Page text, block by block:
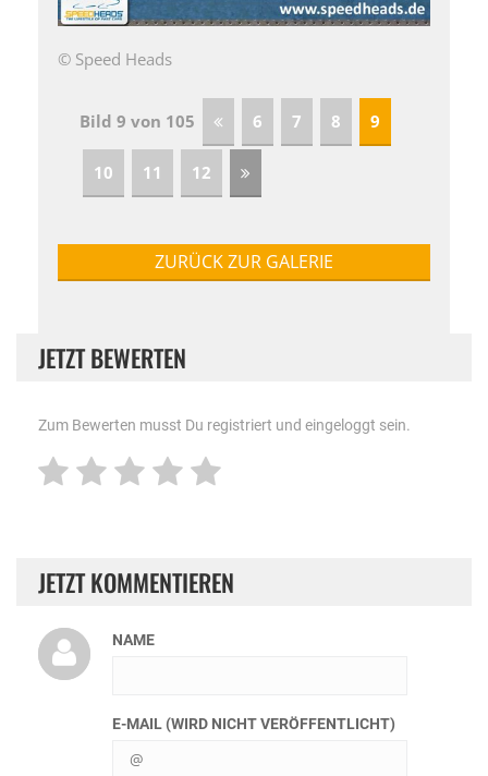
© Speed Heads
Bild 9 von 105 6 7 8 9
10 11 12
ZURÜCK ZUR GALERIE
JETZT BEWERTEN
Zum Bewerten musst Du registriert und eingeloggt sein.
JETZT KOMMENTIEREN
NAME
E-MAIL (WIRD NICHT VERÖFFENTLICHT)